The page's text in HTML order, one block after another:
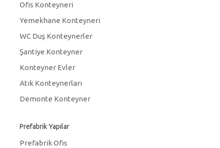
Ofis Konteyneri
Yemekhane Konteyneri
WC Duş Konteynerler
Şantiye Konteyner
Konteyner Evler
Atık Konteynerları
Demonte Konteyner
Prefabrik Yapılar
Prefabrik Ofis